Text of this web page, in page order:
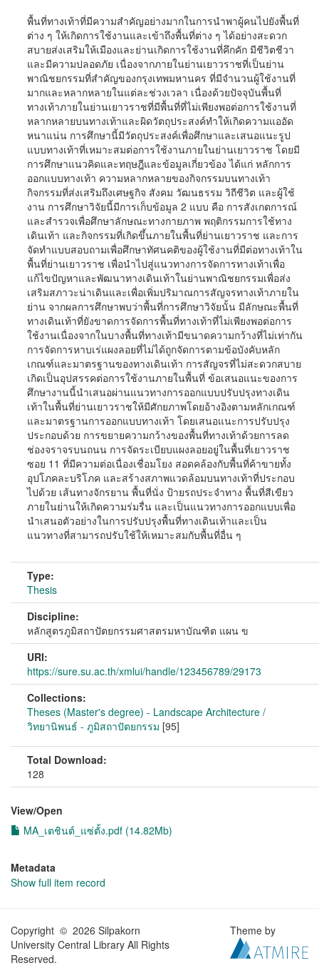
พื้นที่ทางเท้าที่มีความสำคัญอย่างมากในการนำพาผู้คนไปยังพื้นที่
ต่าง ๆ ให้เกิดการใช้งานและเข้าถึงพื้นที่ต่าง ๆ ได้อย่างสะดวก
สบายส่งเสริมให้เมืองและย่านเกิดการใช้งานที่คึกคัก มีชีวิตชีวา
และมีความปลอดภัย เนื่องจากภายในย่านเยาวราชที่เป็นย่าน
พาณิชยกรรมที่สำคัญของกรุงเทพมหานคร ที่มีจำนวนผู้ใช้งานที่
มากและหลากหลายในแต่ละช่วงเวลา เนื่องด้วยปัจจุบันพื้นที่
ทางเท้าภายในย่านเยาวราชที่มีพื้นที่ที่ไม่เพียงพอต่อการใช้งานที่
หลากหลายบนทางเท้าและผิดวัตถุประสงค์ทำให้เกิดความแออัด
หนาแน่น การศึกษานี้มีวัตถุประสงค์เพื่อศึกษาและเสนอแนะรูป
แบบทางเท้าที่เหมาะสมต่อการใช้งานภายในย่านเยาวราช โดยมี
การศึกษาแนวคิดและทฤษฎีและข้อมูลเกี่ยวข้อง ได้แก่ หลักการ
ออกแบบทางเท้า ความหลากหลายของกิจกรรมบนทางเท้า
กิจกรรมที่ส่งเสริมถึงเศษฐกิจ สังคม วัฒนธรรม วิถีชีวิต และผู้ใช้
งาน การศึกษาวิจัยนี้มีการเก็บข้อมูล 2 แบบ คือ การสังเกตการณ์
และสำรวจเพื่อศึกษาลักษณะทางกายภาพ พฤติกรรมการใช้ทาง
เดินเท้า และกิจกรรมที่เกิดขึ้นภายในพื้นที่ย่านเยาวราช และการ
จัดทำแบบสอบถามเพื่อศึกษาทัศนคติของผู้ใช้งานที่มีต่อทางเท้าใน
พื้นที่ย่านเยาวราช เพื่อนำไปสู่แนวทางการจัดการทางเท้าเพื่อ
แก้ไขปัญหาและพัฒนาทางเดินเท้าในย่านพาณิชยกรรมเพื่อส่ง
เสริมสภาวะน่าเดินและเพื่อเพิ่มปริมาณการสัญจรทางเท้าภายใน
ย่าน จากผลการศึกษาพบว่าพื้นที่การศึกษาวิจัยนั้น มีลักษณะพื้นที่
ทางเดินเท้าที่ยังขาดการจัดการพื้นที่ทางเท้าที่ไม่เพียงพอต่อการ
ใช้งานเนื่องจากในบางพื้นที่ทางเท้ามีขนาดความกว้างที่ไม่เท่ากัน
การจัดการหาบเร่แผงลอยที่ไม่ได้ถูกจัดการตามข้อบังคับหลัก
เกณฑ์และมาตรฐานของทางเดินเท้า การสัญจรที่ไม่สะดวกสบาย
เกิดเป็นอุปสรรคต่อการใช้งานภายในพื้นที่ ข้อเสนอแนะของการ
ศึกษางานนี้นำเสนอผ่านแนวทางการออกแบบปรับปรุงทางเดิน
เท้าในพื้นที่ย่านเยาวราชให้มีศักยภาพโดยอ้างอิงตามหลักเกณฑ์
และมาตรฐานการออกแบบทางเท้า โดยเสนอแนะการปรับปรุง
ประกอบด้วย การขยายความกว้างของพื้นที่ทางเท้าด้วยการลด
ช่องจราจรบนถนน การจัดระเบียบแผงลอยอยู่ในพื้นที่เยาวราช
ซอย 11 ที่มีความต่อเนื่องเชื่อมโยง สอดคล้องกับพื้นที่ค้าขายทั้ง
อุปโภคละบริโภค และสร้างสภาพแวดล้อมบนทางเท้าที่ประกอบ
ไปด้วย เส้นทางจักรยาน พื้นที่นั่ง ป้ายรถประจำทาง พื้นที่สีเขียว
ภายในย่านให้เกิดความร่มรื่น และเป็นแนวทางการออกแบบเพื่อ
นำเสนอตัวอย่างในการปรับปรุงพื้นที่ทางเดินเท้าและเป็น
แนวทางที่สามารถปรับใช้ให้เหมาะสมกับพื้นที่อื่น ๆ
Type:
Thesis
Discipline:
หลักสูตรภูมิสถาปัตยกรรมศาสตรมหาบัณฑิต แผน ข
URI:
https://sure.su.ac.th/xmlui/handle/123456789/29173
Collections:
Theses (Master's degree) - Landscape Architecture /
วิทยานิพนธ์ - ภูมิสถาปัตยกรรม [95]
Total Download:
128
View/Open
MA_เตชินต์_แซ่ตั้ง.pdf (14.82Mb)
Metadata
Show full item record
Copyright © 2026 Silpakorn
University Central Library All Rights
Reserved.
Theme by